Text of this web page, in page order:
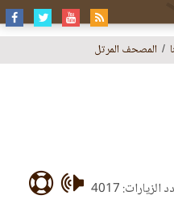
المصحف المرتل
4017